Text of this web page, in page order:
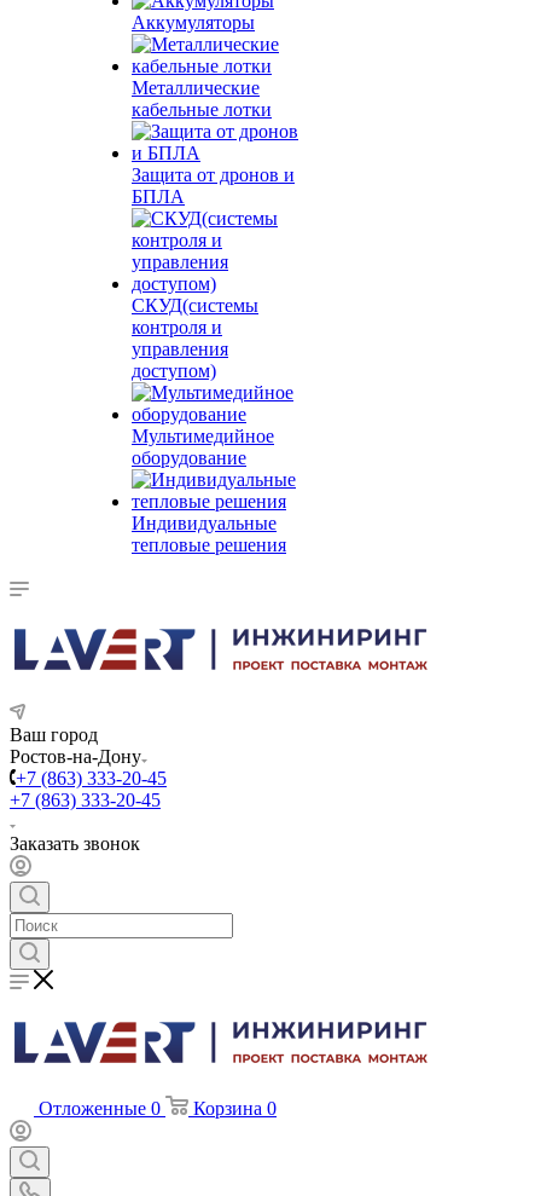
Аккумуляторы
Металлические
кабельные лотки
Защита от дронов и
БПЛА
СКУД(системы
контроля и
управления
доступом)
Мультимедийное
оборудование
Индивидуальные
тепловые решения
Ваш город
Ростов-на-Дону
+7 (863) 333-20-45
+7 (863) 333-20-45
Заказать звонок
Отложенные 0 Корзина 0